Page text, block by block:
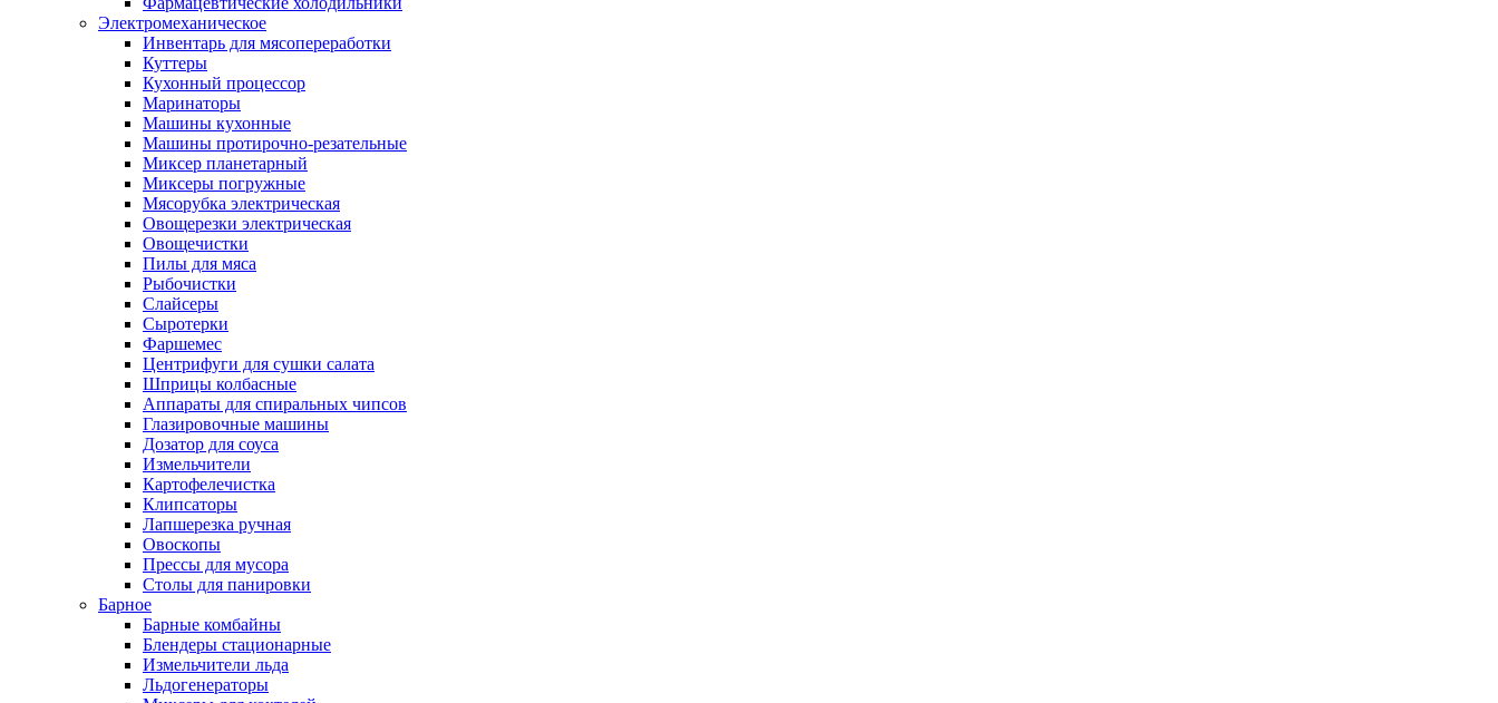
Электромеханическое
Инвентарь для мясопереработки
Куттеры
Кухонный процессор
Маринаторы
Машины кухонные
Машины протирочно-резательные
Миксер планетарный
Миксеры погружные
Мясорубка электрическая
Овощерезки электрическая
Овощечистки
Пилы для мяса
Рыбочистки
Слайсеры
Сыротерки
Фаршемес
Центрифуги для сушки салата
Шприцы колбасные
Аппараты для спиральных чипсов
Глазировочные машины
Дозатор для соуса
Измельчители
Картофелечистка
Клипсаторы
Лапшерезка ручная
Овоскопы
Прессы для мусора
Столы для панировки
Барное
Барные комбайны
Блендеры стационарные
Измельчители льда
Льдогенераторы